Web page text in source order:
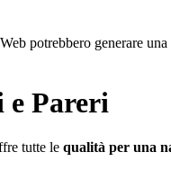
potrebbero generare
e Pareri
tutte le qualità per una